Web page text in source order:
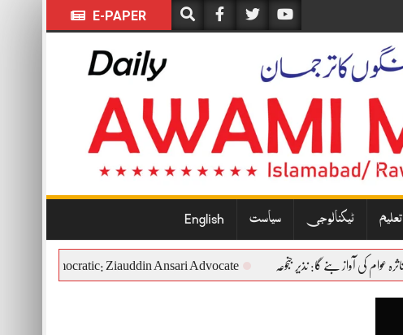
E-PAPER
تعلیم ٹیکنالوجی سیاست English
and Democratic: Ziauddin Ansari Advocate